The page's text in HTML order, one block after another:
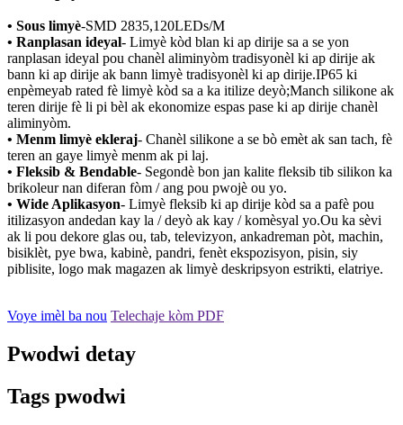
• Sous limyè-SMD 2835,120LEDs/M
• Ranplasan ideyal- Limyè kòd blan ki ap dirije sa a se yon
ranplasan ideyal pou chanèl aliminyòm tradisyonèl ki ap dirije ak
bann ki ap dirije ak bann limyè tradisyonèl ki ap dirije.IP65 ki
enpèmeyab rated fè limyè kòd sa a ka itilize deyò;Manch silikone ak
teren dirije fè li pi bèl ak ekonomize espas pase ki ap dirije chanèl
aliminyòm.
• Menm limyè ekleraj- Chanèl silikone a se bò emèt ak san tach, fè
teren an gaye limyè menm ak pi laj.
• Fleksib & Bendable- Segondè bon jan kalite fleksib tib silikon ka
brikoleur nan diferan fòm / ang pou pwojè ou yo.
• Wide Aplikasyon- Limyè fleksib ki ap dirije kòd sa a pafè pou
itilizasyon andedan kay la / deyò ak kay / komèsyal yo.Ou ka sèvi
ak li pou dekore glas ou, tab, televizyon, ankadreman pòt, machin,
bisiklèt, pye bwa, kabinè, pandri, fenèt ekspozisyon, pisin, siy
piblisite, logo mak magazen ak limyè deskripsyon estrikti, elatriye.
Voye imèl ba nou Telechaje kòm PDF
Pwodwi detay
Tags pwodwi